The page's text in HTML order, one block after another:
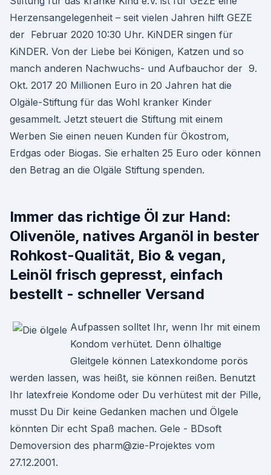
Herzensangelegenheit – seit vielen Jahren hilft GEZE
der Februar 2020 10:30 Uhr. KiNDER singen für
KiNDER. Von der Liebe bei Königen, Katzen und so
manch anderen Nachwuchs- und Aufbauchor der 9.
Okt. 2017 20 Millionen Euro in 20 Jahren hat die
Olgäle-Stiftung für das Wohl kranker Kinder
gesammelt. Jetzt steuert die Stiftung mit einem
Werben Sie einen neuen Kunden für Ökostrom,
Erdgas oder Biogas. Sie erhalten 25 Euro oder können
den Betrag an die Olgäle Stiftung spenden.
Immer das richtige Öl zur Hand:
Olivenöle, natives Arganöl in bester
Rohkost-Qualität, Bio & vegan,
Leinöl frisch gepresst, einfach
bestellt - schneller Versand
Aufpassen solltet Ihr, wenn Ihr mit einem
Kondom verhütet. Denn ölhaltige
Gleitgele können Latexkondome porös
werden lassen, was heißt, sie können reißen. Benutzt
Ihr latexfreie Kondome oder Du verhütest mit der Pille,
musst Du Dir keine Gedanken machen und Ölgele
könnten Dir echt Spaß machen. Gele - BDsoft
Demoversion des pharm@zie-Projektes vom
27.12.2001.